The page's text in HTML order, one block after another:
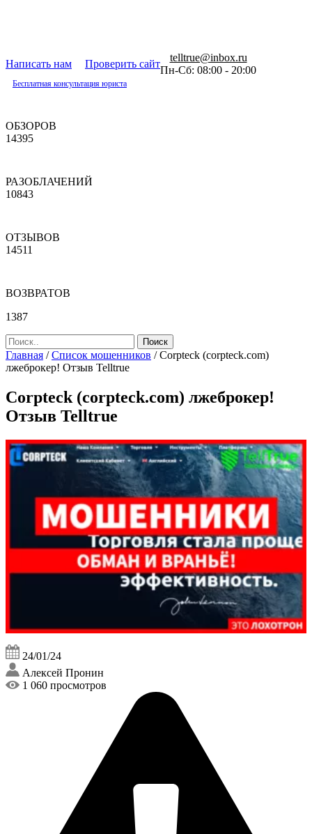
Написать нам Проверить сайт
telltrue@inbox.ru
Пн-Сб: 08:00 - 20:00
Бесплатная консультация юриста
ОБЗОРОВ
14395
РАЗОБЛАЧЕНИЙ
10843
ОТЗЫВОВ
14511
ВОЗВРАТОВ
1387
Главная /Список мошенников /Corpteck (corpteck.com)
лжеброкер! Отзыв Telltrue
Corpteck (corpteck.com) лжеброкер!
Отзыв Telltrue
24/01/24
Алексей Пронин
1 060 просмотров